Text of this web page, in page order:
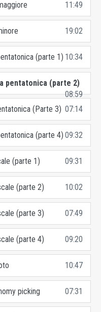
11:49
19:02
(parte 1) 10:34
pentatonica (parte 2)
08:59
(Parte 3) 07:14
(parte 4) 09:32
(parte 1) 09:31
(parte 2) 10:02
(parte 3) 07:49
(parte 4) 09:20
10:47
picking 07:31